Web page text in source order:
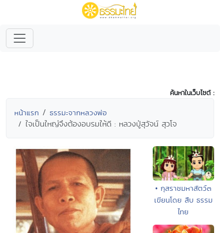
ค้นหาในเว็บไซต์ :
หน้าแรก ธรรมะจากหลวงพ่อ
ใจเป็นใหญ่จึงต้องอบรมให้ดี : หลวงปู่สุวัจน์ สุวโจ
• กุสราชมหาสัตว์๓
เขียนโดย สืบ ธรรม
ไทย